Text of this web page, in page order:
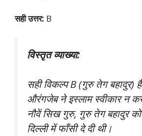
सही उत्तर: B
विस्तृत व्याख्या:
सही विकल्प B (गुरु तेग बहादुर)
औरंगजेब ने इस्लाम स्वीकार न
नौवें सिख गुरु, गुरु तेग बहादुर
दिल्ली में फाँसी दे दी थी।